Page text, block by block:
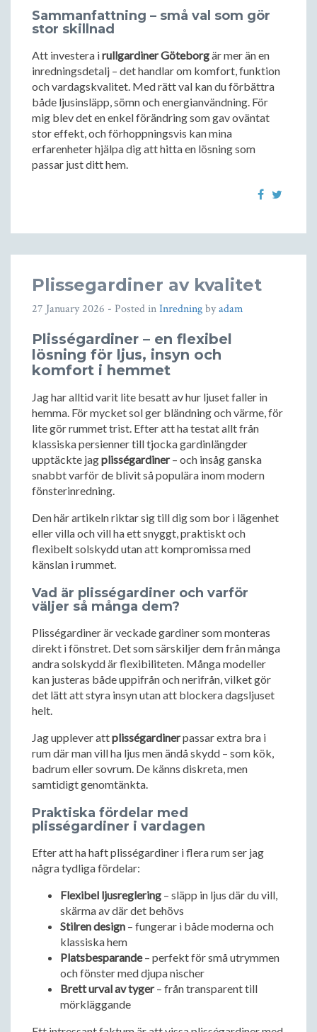
Sammanfattning – små val som gör
stor skillnad
Att investera irullgardiner Göteborgär mer än en
inredningsdetalj – det handlar om komfort, funktion
och vardagskvalitet. Med rätt val kan du förbättra
både ljusinsläpp, sömn och energianvändning. För
mig blev det en enkel förändring som gav oväntat
stor effekt, och förhoppningsvis kan mina
erfarenheter hjälpa dig att hitta en lösning som
passar just ditt hem.
Plissegardiner av kvalitet
27 January 2026 - Posted inInredningbyadam
Plisségardiner – en flexibel
lösning för ljus, insyn och
komfort i hemmet
Jag har alltid varit lite besatt av hur ljuset faller in
hemma. För mycket sol ger bländning och värme, för
lite gör rummet trist. Efter att ha testat allt från
klassiska persienner till tjocka gardinlängder
upptäckte jagplisségardiner– och insåg ganska
snabbt varför de blivit så populära inom modern
fönsterinredning.
Den här artikeln riktar sig till dig som bor i lägenhet
eller villa och vill ha ett snyggt, praktiskt och
flexibelt solskydd utan att kompromissa med
känslan i rummet.
Vad är plisségardiner och varför
väljer så många dem?
Plisségardiner är veckade gardiner som monteras
direkt i fönstret. Det som särskiljer dem från många
andra solskydd är flexibiliteten. Många modeller
kan justeras både uppifrån och nerifrån, vilket gör
det lätt att styra insyn utan att blockera dagsljuset
helt.
Jag upplever attplisségardinerpassar extra bra i
rum där man vill ha ljus men ändå skydd – som kök,
badrum eller sovrum. De känns diskreta, men
samtidigt genomtänkta.
Praktiska fördelar med
plisségardiner i vardagen
Efter att ha haft plisségardiner i flera rum ser jag
några tydliga fördelar:
Flexibel ljusreglering – släpp in ljus där du vill,
skärma av där det behövs
Stilren design – fungerar i både moderna och
klassiska hem
Platsbesparande– perfekt för små utrymmen
och fönster med djupa nischer
Brett urval av tyger– från transparent till
mörkläggande